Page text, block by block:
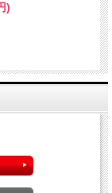
)